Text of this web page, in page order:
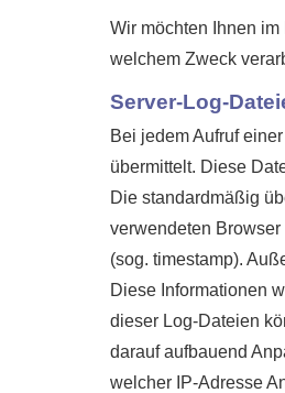
Wir möchten Ihnen
welchem Zweck
Server-Log-
Bei jedem Aufruf
übermittelt. Diese
Die standardmäßig
verwendeten Browser
(sog. timestamp).
Diese Informationen
dieser Log-Dateien
darauf aufbauend
welcher IP-Adresse